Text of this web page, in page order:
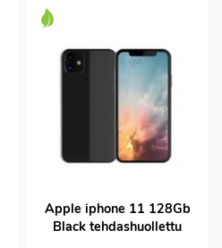
Apple iphone 11 128Gb
Black tehdashuollettu